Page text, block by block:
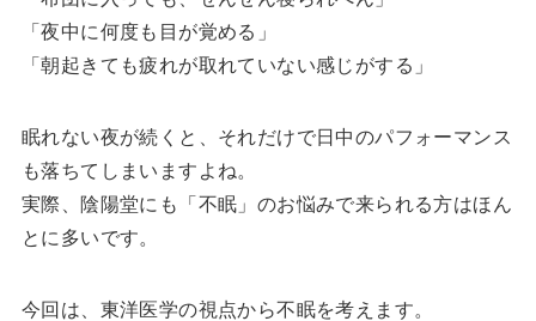
「夜中に何度も目が覚める」
「朝起きても疲れが取れていない感じがする」
眠れない夜が続くと、それだけで日中のパフォーマンス
も落ちてしまいますよね。
実際、陰陽堂にも「不眠」のお悩みで来られる方はほん
とに多いです。
今回は、東洋医学の視点から不眠を考えます。